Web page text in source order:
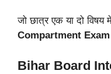
जो छात्र एक या दो
Compartment Exam
Bihar Board